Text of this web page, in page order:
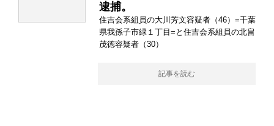
逮捕。
住吉会系組員の大川芳文容疑者（46）=千葉
県我孫子市緑１丁目=と住吉会系組員の北畠
茂徳容疑者（30）
記事を読む